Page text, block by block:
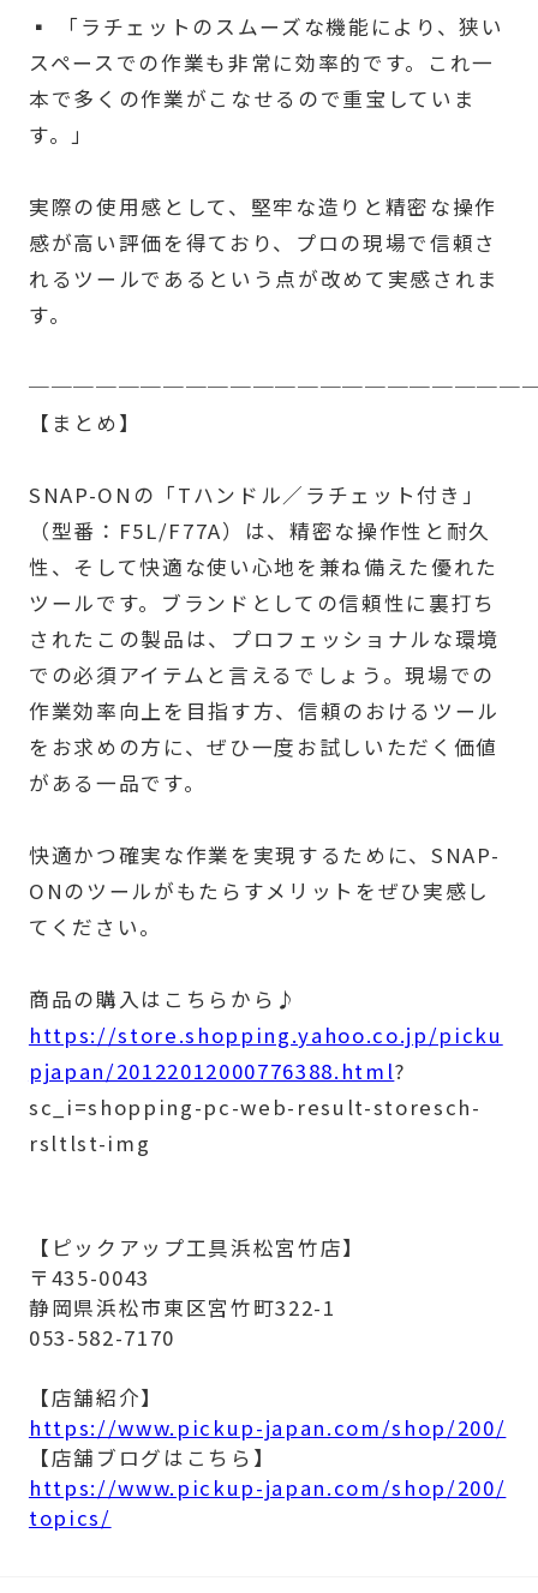
▪ 「ラチェットのスムーズな機能により、狭い
スペースでの作業も非常に効率的です。これ一
本で多くの作業がこなせるので重宝していま
す。」
実際の使用感として、堅牢な造りと精密な操作
感が高い評価を得ており、プロの現場で信頼さ
れるツールであるという点が改めて実感されま
す。
【まとめ】
SNAP-ONの「Tハンドル／ラチェット付き」
（型番：F5L/F77A）は、精密な操作性と耐久
性、そして快適な使い心地を兼ね備えた優れた
ツールです。ブランドとしての信頼性に裏打ち
されたこの製品は、プロフェッショナルな環境
での必須アイテムと言えるでしょう。現場での
作業効率向上を目指す方、信頼のおけるツール
をお求めの方に、ぜひ一度お試しいただく価値
がある一品です。
快適かつ確実な作業を実現するために、SNAP-
ONのツールがもたらすメリットをぜひ実感し
てください。
商品の購入はこちらから♪
https://store.shopping.yahoo.co.jp/picku
pjapan/20122012000776388.html?
sc_i=shopping-pc-web-result-storesch-
rsltlst-img
【ピックアップ工具浜松宮竹店】
〒435-0043
静岡県浜松市東区宮竹町322-1
053-582-7170
【店舗紹介】
https://www.pickup-japan.com/shop/200/
【店舗ブログはこちら】
https://www.pickup-japan.com/shop/200/
topics/